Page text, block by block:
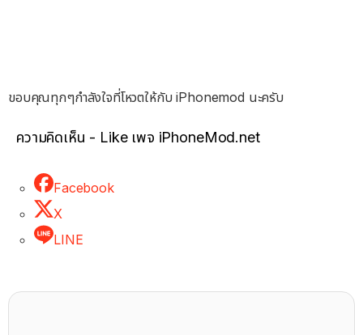
ขอบคุณทุกๆกำลังใจที่โหวตให้กับ iPhonemod นะครับ
ความคิดเห็น - Like เพจ iPhoneMod.net
Facebook
X
LINE